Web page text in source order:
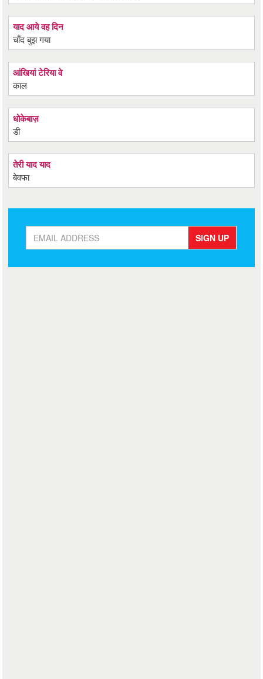
याद आये वह दिन
चाँद बुझ गया
आंखियां टेरिया वे
काल
धोकेबाज़
डी
तेरी याद याद
बेवफा
SIGN UP